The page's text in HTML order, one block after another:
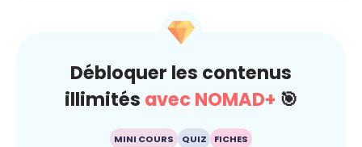
Débloquer les contenus
illimités avec NOMAD+ 🎯
MINI COURS QUIZ FICHES